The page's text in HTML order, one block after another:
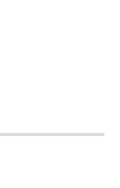
それらの販
エア」の
三者との
するキヤノ
販売代理店